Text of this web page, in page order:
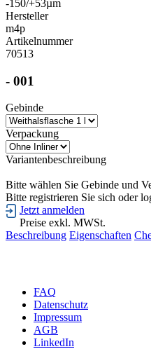
-150/+53µm
Hersteller
m4p
Artikelnummer
70513
- 001
Gebinde
Verpackung
Variantenbeschreibung
Bitte wählen Sie Gebinde und
Bitte registrieren Sie sich oder
Jetzt anmelden
Preise exkl. MWSt.
Beschreibung Eigenschaften
FAQ
Datenschutz
Impressum
AGB
LinkedIn